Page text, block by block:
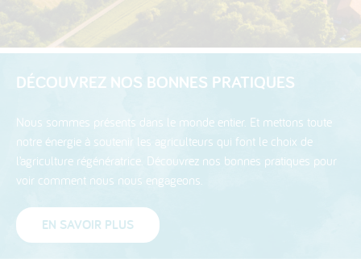
DÉCOUVREZ NOS BONNES PRATIQUES
Nous sommes présents dans le monde entier. Et mettons toute
notre énergie à soutenir les agriculteurs qui font le choix de
l’agriculture régénératrice. Découvrez nos bonnes pratiques pour
voir comment nous nous engageons.
EN SAVOIR PLUS